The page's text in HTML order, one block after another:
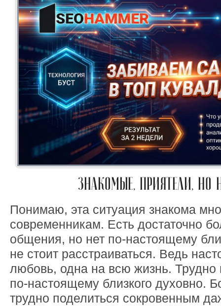
ЗНАКОМЫЕ, ПРИЯТЕЛИ, НО
Понимаю, эта ситуация знакома
современникам. Есть достаточно
общения, но нет по-настоящему
не стоит расстраиваться. Ведь
любовь, одна на всю жизнь. Трудно
по-настоящему близкого духовно.
трудно поделиться сокровенным